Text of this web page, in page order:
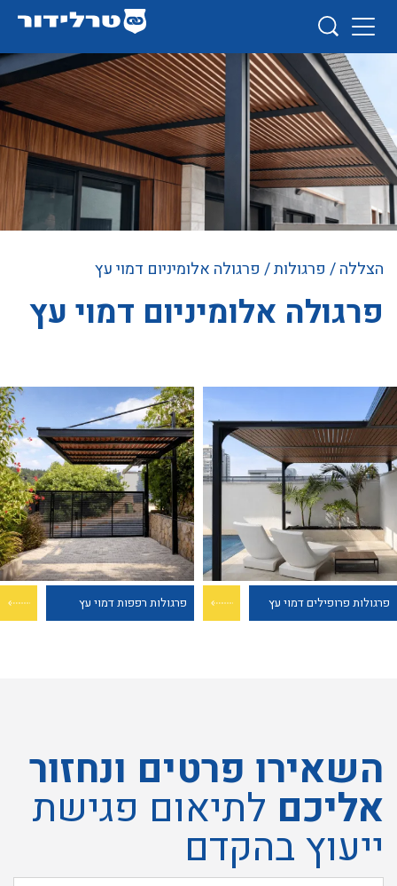
הצללה/ פרגולות/ פרגולה אלומיניום דמוי עץ
פרגולה אלומיניום דמוי עץ
פרגולות פרופילים דמוי עץ פרגולות רפפות דמוי עץ
השאירו פרטים ונחזור
אליכם לתיאום פגישת
ייעוץ בהקדם